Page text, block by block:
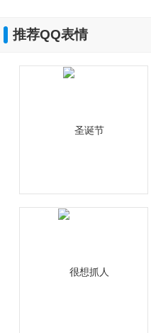
推荐QQ表情